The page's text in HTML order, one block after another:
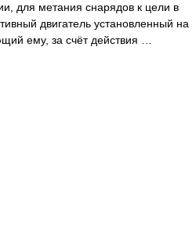
для метания снарядов к цели в
двигатель установленный на
ему, за счёт действия …